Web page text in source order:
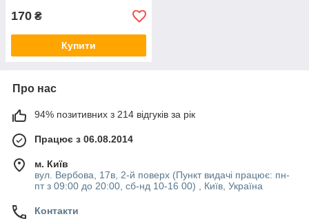
170 ₴
Купити
Про нас
94% позитивних з 214 відгуків за рік
Працює з 06.08.2014
м. Київ
вул. Вербова, 17в, 2-й поверх (Пункт видачі працює: пн-
пт з 09:00 до 20:00, сб-нд 10-16 00) , Київ, Україна
Контакти